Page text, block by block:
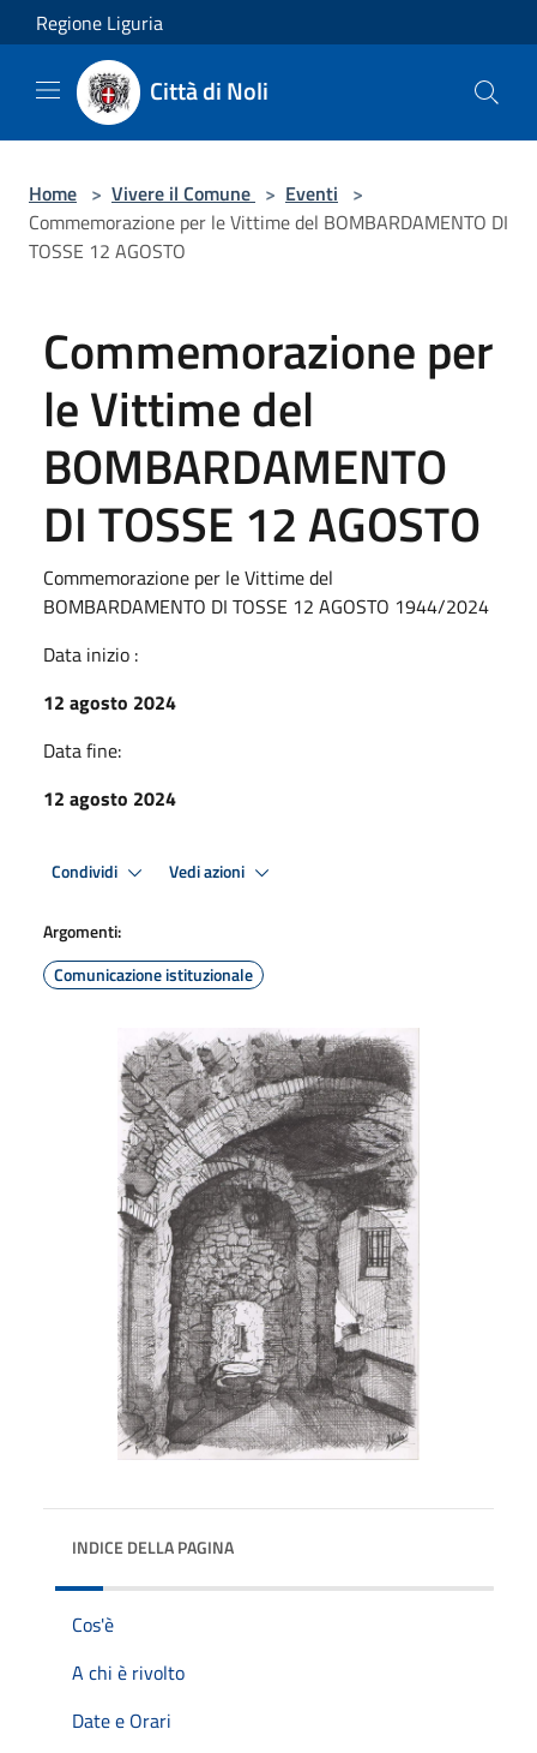
Salta al contenuto principale
Regione Liguria
Città di Noli
Home > Vivere il Comune > Eventi >
Commemorazione per le Vittime del BOMBARDAMENTO DI
TOSSE 12 AGOSTO
Commemorazione per
le Vittime del
BOMBARDAMENTO
DI TOSSE 12 AGOSTO
Commemorazione per le Vittime del
BOMBARDAMENTO DI TOSSE 12 AGOSTO 1944/2024
Data inizio :
12 agosto 2024
Data fine:
12 agosto 2024
Condividi Vedi azioni
Argomenti:
Comunicazione istituzionale
INDICE DELLA PAGINA
Cos'è
A chi è rivolto
Date e Orari